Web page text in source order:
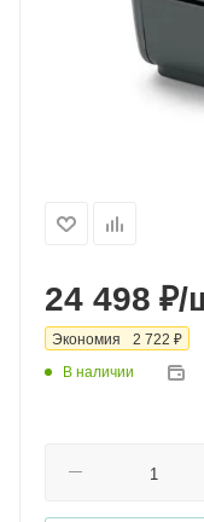
24 498 ₽/
Экономия 2 722 ₽
В наличии